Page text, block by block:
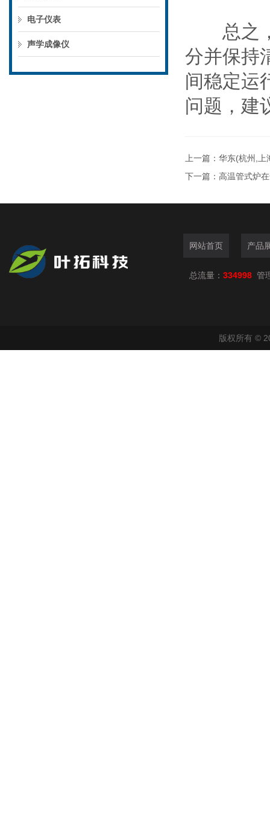
电子仪表
声学成像仪
总之，
分并保持
间稳定运
问题，建
上一篇： 华东(杭州,上
下一篇： 高温管式炉
网站首页 产品
总流量： 334998 管
版权所有 ©